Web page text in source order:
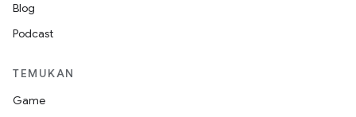
Blog
Podcast
TEMUKAN
Game